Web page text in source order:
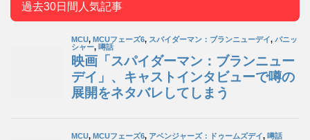
過去30日間人気記事